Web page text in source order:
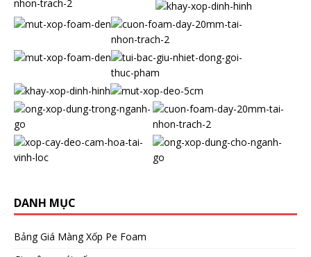
DANH MỤC
Bảng Giá Màng Xốp Pe Foam